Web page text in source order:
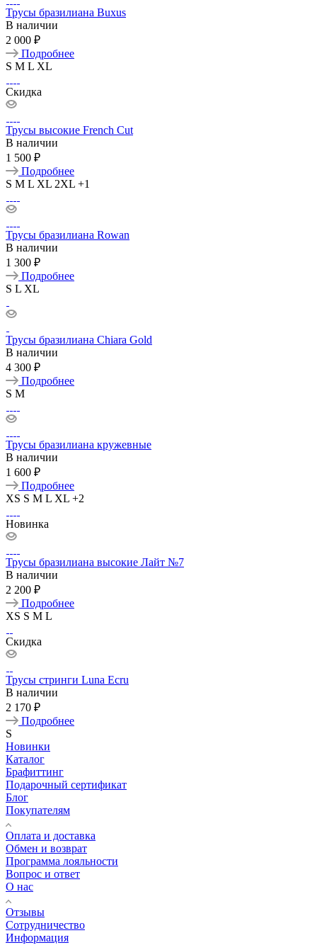
Трусы бразилиана Buxus
В наличии
2 000 ₽
Подробнее
S M L XL
Скидка
Трусы высокие French Cut
В наличии
1 500 ₽
Подробнее
S M L XL 2XL +1
Трусы бразилиана Rowan
В наличии
1 300 ₽
Подробнее
S L XL
Трусы бразилиана Chiara Gold
В наличии
4 300 ₽
Подробнее
S M
Трусы бразилиана кружевные
В наличии
1 600 ₽
Подробнее
XS S M L XL +2
Новинка
Трусы бразилиана высокие Лайт №7
В наличии
2 200 ₽
Подробнее
XS S M L
Скидка
Трусы стринги Luna Ecru
В наличии
2 170 ₽
Подробнее
S
Новинки
Каталог
Брафиттинг
Подарочный сертификат
Блог
Покупателям
Оплата и доставка
Обмен и возврат
Программа лояльности
Вопрос и ответ
О нас
Отзывы
Сотрудничество
Информация